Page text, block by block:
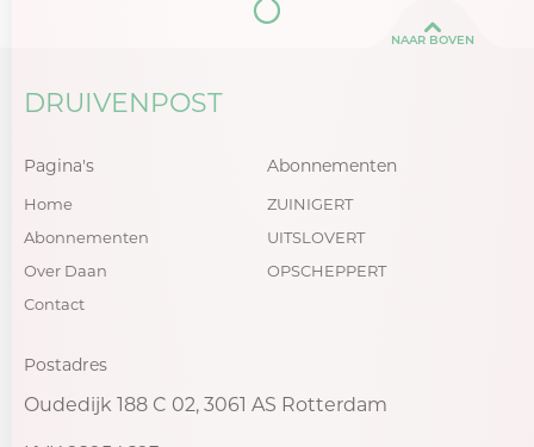
NAAR BOVEN
DRUIVENPOST
Pagina's
Home
Abonnementen
Over Daan
Contact
Abonnementen
ZUINIGERT
UITSLOVERT
OPSCHEPPERT
Postadres
Oudedijk 188 C 02, 3061 AS Rotterdam